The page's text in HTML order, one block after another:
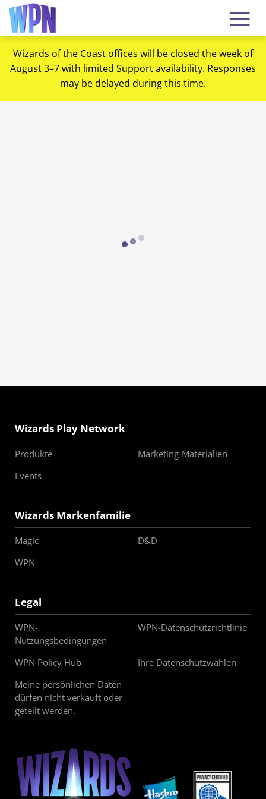
Wizards of the Coast offices will be closed the week of
August 3–7 with limited Support availability. Responses
may be delayed during this time.
Loading...
Wizards Play Network
Produkte
Marketing-Materialien
Events
Wizards Markenfamilie
Magic
D&D
WPN
Legal
WPN-
Nutzungsbedingungen
WPN-Datenschutzrichtlinie
WPN Policy Hub
Ihre Datenschutzwahlen
Meine persönlichen Daten
dürfen nicht verkauft oder
geteilt werden.